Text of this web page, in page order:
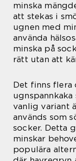
minska
att stekas i
ugnen med
använda
minska på
rätt utan att
Det finns
vanlig variant
används som
socker. Detta
minskar
populära